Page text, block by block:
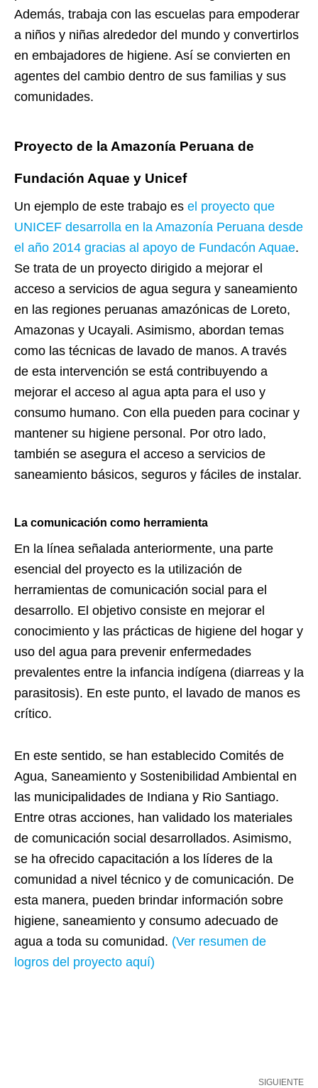
Además, trabaja con las escuelas para empoderar
a niños y niñas alrededor del mundo y convertirlos
en embajadores de higiene. Así se convierten en
agentes del cambio dentro de sus familias y sus
comunidades.
Proyecto de la Amazonía Peruana de
Fundación Aquae y Unicef
Un ejemplo de este trabajo es el proyecto que
UNICEF desarrolla en la Amazonía Peruana desde
el año 2014 gracias al apoyo de Fundacón Aquae.
Se trata de un proyecto dirigido a mejorar el
acceso a servicios de agua segura y saneamiento
en las regiones peruanas amazónicas de Loreto,
Amazonas y Ucayali. Asimismo, abordan temas
como las técnicas de lavado de manos. A través
de esta intervención se está contribuyendo a
mejorar el acceso al agua apta para el uso y
consumo humano. Con ella pueden para cocinar y
mantener su higiene personal. Por otro lado,
también se asegura el acceso a servicios de
saneamiento básicos, seguros y fáciles de instalar.
La comunicación como herramienta
En la línea señalada anteriormente, una parte
esencial del proyecto es la utilización de
herramientas de comunicación social para el
desarrollo. El objetivo consiste en mejorar el
conocimiento y las prácticas de higiene del hogar y
uso del agua para prevenir enfermedades
prevalentes entre la infancia indígena (diarreas y la
parasitosis). En este punto, el lavado de manos es
crítico.
En este sentido, se han establecido Comités de
Agua, Saneamiento y Sostenibilidad Ambiental en
las municipalidades de Indiana y Rio Santiago.
Entre otras acciones, han validado los materiales
de comunicación social desarrollados. Asimismo,
se ha ofrecido capacitación a los líderes de la
comunidad a nivel técnico y de comunicación. De
esta manera, pueden brindar información sobre
higiene, saneamiento y consumo adecuado de
agua a toda su comunidad. (Ver resumen de
logros del proyecto aquí)
SIGUIENTE